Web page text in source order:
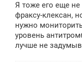
Я тоже его еще не
фраксу-клексан,
нужно
уровень
лучше не